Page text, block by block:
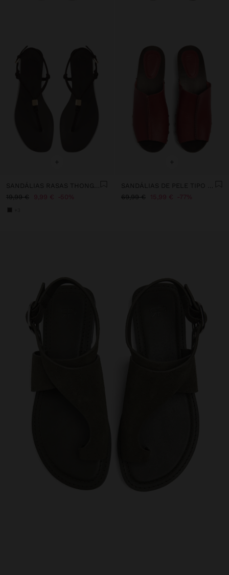
+
19,99 €
9,99 € 50%
+
69,99 €
15,99 € 77%